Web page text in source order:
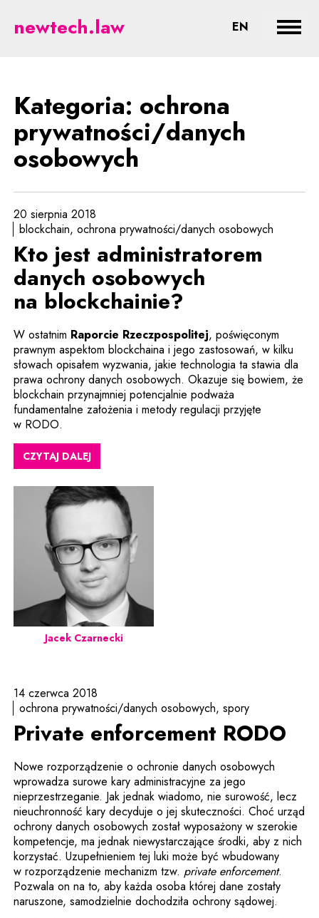
ochrona prywatności/danych
newtech.law EN CHANGE
Kategoria: ochrona
prywatności/danych
osobowych
20 sierpnia 2018
blockchain ochrona prywatności/danych osobowych
Kto jest administratorem
danych osobowych
na blockchainie?
W ostatnim Raporcie RzeczpospolitejUwaga, link
, poświęconym
prawnym aspektom blockchaina i jego zastosowań, w kilku
słowach opisałem wyzwania, jakie technologia ta stawia dla
prawa ochrony danych osobowych. Okazuje się bowiem, że
blockchain przynajmniej potencjalnie podważa
fundamentalne założenia i metody regulacji przyjęte
w RODO.
CZYTAJ DALEJ
Jacek Czarnecki
14 czerwca 2018
ochrona prywatności/danych osobowych spory
Private enforcement RODO
Nowe rozporządzenie o ochronie danych osobowych
wprowadza surowe kary administracyjne za jego
nieprzestrzeganie. Jak jednak wiadomo, nie surowość, lecz
nieuchronność kary decyduje o jej skuteczności. Choć urząd
ochrony danych osobowych został wyposażony w szerokie
kompetencje, ma jednak niewystarczające środki, aby z nich
korzystać. Uzupełnieniem tej luki może być wbudowany
w rozporządzenie mechanizm tzw. private enforcement.
Pozwala on na to, aby każda osoba której dane zostały
naruszone, samodzielnie dochodziła ochrony sądowej.